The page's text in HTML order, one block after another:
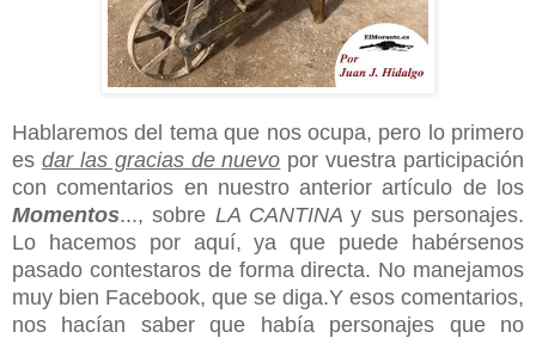
Hablaremos del tema que nos ocupa, pero lo primero
es dar las gracias de nuevo por vuestra participación
con comentarios en nuestro anterior artículo de los
Momentos..., sobre LA CANTINAy sus personajes.
Lo hacemos por aquí, ya que puede habérsenos
pasado contestaros de forma directa. No manejamos
muy bien Facebook, que se diga.Y esos comentarios,
nos hacían saber que había personajes que no